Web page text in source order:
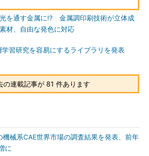
を通す金属に!? 金属調印刷技術が立体成
材、自由な発色に対応
学習研究を容易にするライブラリを発表
の連載記事が 81 件あります
機械系CAE世界市場の調査結果を発表、前年
に